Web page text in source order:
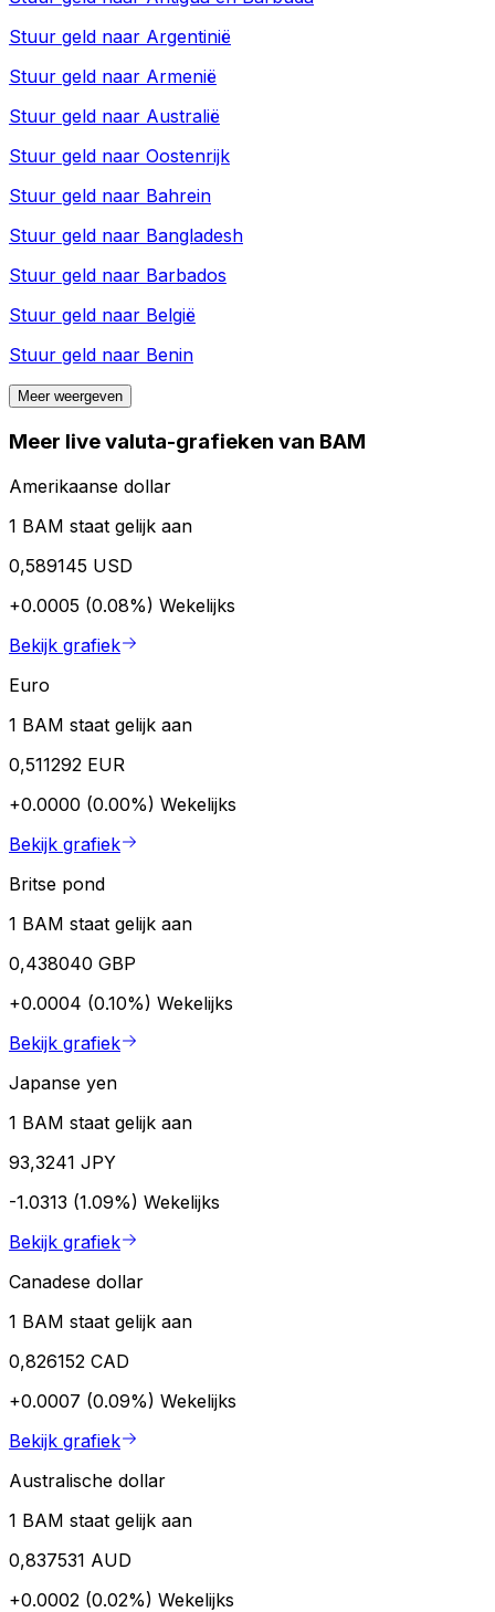
Stuur geld naar Argentinië
Stuur geld naar Armenië
Stuur geld naar Australië
Stuur geld naar Oostenrijk
Stuur geld naar Bahrein
Stuur geld naar Bangladesh
Stuur geld naar Barbados
Stuur geld naar België
Stuur geld naar Benin
Meer weergeven
Meer live valuta-grafieken van BAM
Amerikaanse dollar
1 BAM staat gelijk aan
0,589145 USD
+0.0005 (0.08%) Wekelijks
Bekijk grafiek
Euro
1 BAM staat gelijk aan
0,511292 EUR
+0.0000 (0.00%) Wekelijks
Bekijk grafiek
Britse pond
1 BAM staat gelijk aan
0,438040 GBP
+0.0004 (0.10%) Wekelijks
Bekijk grafiek
Japanse yen
1 BAM staat gelijk aan
93,3241 JPY
-1.0313 (1.09%) Wekelijks
Bekijk grafiek
Canadese dollar
1 BAM staat gelijk aan
0,826152 CAD
+0.0007 (0.09%) Wekelijks
Bekijk grafiek
Australische dollar
1 BAM staat gelijk aan
0,837531 AUD
+0.0002 (0.02%) Wekelijks